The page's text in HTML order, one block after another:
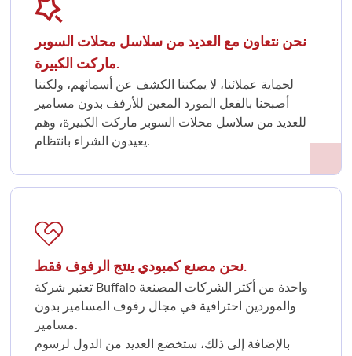
نحن نتعاون مع العديد من سلاسل محلات السوبر
ماركت الكبيرة.
لحماية عملائنا، لا يمكننا الكشف عن أسمائهم، ولكننا
أصبحنا بالفعل المورد المعين للأرفف بدون مسامير
للعديد من سلاسل محلات السوبر ماركت الكبيرة، وهم
يعيدون الشراء بانتظام.
نحن مصنع كمبودي ينتج الرفوف فقط.
تعتبر شركة Buffalo واحدة من أكثر الشركات المصنعة
والموردين احترافية في مجال رفوف المسامير بدون
مسامير.
بالإضافة إلى ذلك، ستخضع العديد من الدول لرسوم